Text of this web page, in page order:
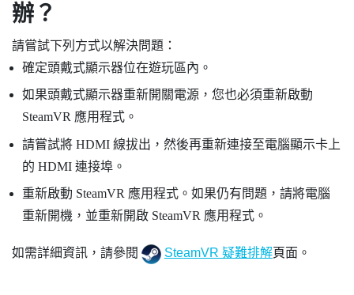
辦？
請嘗試下列方式以解決問題：
確定頭戴式顯示器位在遊玩區內。
如果頭戴式顯示器重新開關電源，您也必須重新啟動
SteamVR 應用程式。
請嘗試將 HDMI 線拔出，然後再重新連接至電腦顯示卡上
的 HDMI 連接埠。
重新啟動 SteamVR 應用程式。如果仍有問題，請將電腦
重新開機，並重新開啟 SteamVR 應用程式。
如需詳細資訊，請參閱 SteamVR 疑難排解頁面。